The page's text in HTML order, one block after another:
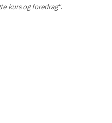
kurs og foredrag".